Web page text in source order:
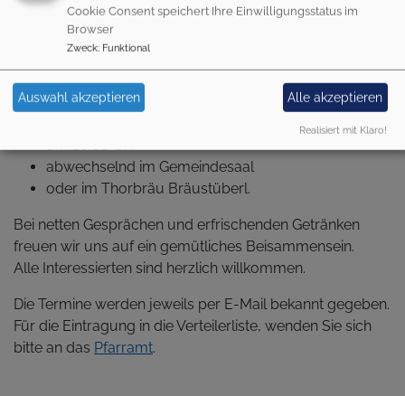
STAMMTISCH
Der Heilig-Kreuz-Stammtisch trifft sich
um 20:00 Uhr
abwechselnd im Gemeindesaal
oder im Thorbräu Bräustüberl.
Bei netten Gesprächen und erfrischenden Getränken
freuen wir uns auf ein gemütliches Beisammensein.
Alle Interessierten sind herzlich willkommen.
Die Termine werden jeweils per E-Mail bekannt gegeben.
Für die Eintragung in die Verteilerliste, wenden Sie sich
bitte an das Pfarramt.
Cookie Consent speichert Ihre Einwilligungsstatus im
Browser
Zweck: Funktional
Auswahl akzeptieren Alle akzeptieren
Realisiert mit Klaro!